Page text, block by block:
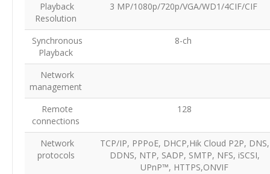
Playback
Resolution
3 MP/1080p/720p/VGA/WD1/4CIF/CIF
Synchronous
Playback
8-ch
Network
management
Remote
connections
128
Network
protocols
TCP/IP, PPPoE, DHCP,Hik Cloud P2P, DNS,
DDNS, NTP, SADP, SMTP, NFS, iSCSI,
UPnP™, HTTPS,ONVIF